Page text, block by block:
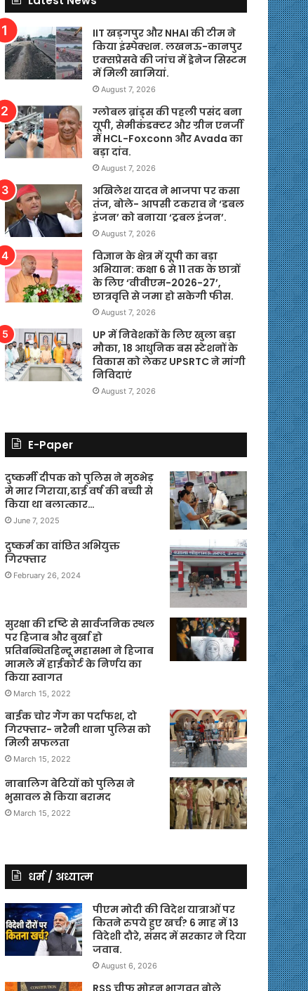
IIT खड़गपुर और NHAI की टीम ने
किया इंस्पेक्शन. लखनऊ-कानपुर
एक्सप्रेसवे की जांच में ड्रेनेज सिस्टम
में मिली खामियां.
August 7, 2026
ग्लोबल ब्रांड्स की पहली पसंद बना
यूपी, सेमीकंडक्टर और ग्रीन एनर्जी
में HCL-Foxconn और Avada का
बड़ा दांव.
August 7, 2026
अखिलेश यादव ने भाजपा पर कसा
तंज, बोले- आपसी टकराव ने ‘डबल
इंजन’ को बनाया ‘ट्रबल इंजन’.
August 7, 2026
विज्ञान के क्षेत्र में यूपी का बड़ा
अभियान: कक्षा 6 से 11 तक के छात्रों
के लिए ‘वीवीएम-2026-27’,
छात्रवृत्ति से जमा हो सकेगी फीस.
August 7, 2026
UP में निवेशकों के लिए खुला बड़ा
मौका, 18 आधुनिक बस स्टेशनों के
विकास को लेकर UPSRTC ने मांगी
निविदाएं
August 7, 2026
E-Paper
दुष्कर्मी दीपक को पुलिस ने मुठभेड़
मे मार गिराया,ढाई वर्ष की बच्ची से
किया था बलात्कार…
June 7, 2025
दुष्कर्म का वांछित अभियुक्त
गिरफ्तार
February 26, 2024
सुरक्षा की दृष्टि से सार्वजनिक स्थल
पर हिजाब और बुर्खा हो
प्रतिबन्धितहिन्दू महासभा ने हिजाब
मामले में हाईकोर्ट के निर्णय का
किया स्वागत
March 15, 2022
बाईक चोर गैंग का पर्दाफश, दो
गिरफ्तार- नरैनी थाना पुलिस को
मिली सफलता
March 15, 2022
नाबालिग बेटियों को पुलिस ने
भुसावल से किया बरामद
March 15, 2022
धर्म / अध्यात्म
पीएम मोदी की विदेश यात्राओं पर
कितने रुपये हुए खर्च? 6 माह में 13
विदेशी दौरे, संसद में सरकार ने दिया
जवाब.
August 6, 2026
RSS चीफ मोहन भागवत बोले